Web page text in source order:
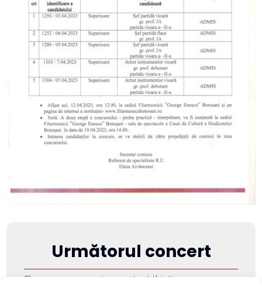
Următorul concert
There are no upcoming events at this time.